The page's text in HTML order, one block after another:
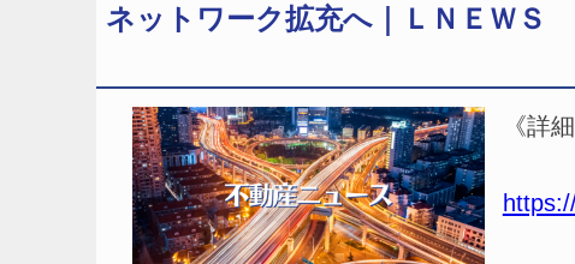
ネットワーク拡充へ｜ＬＮＥＷＳ
《詳